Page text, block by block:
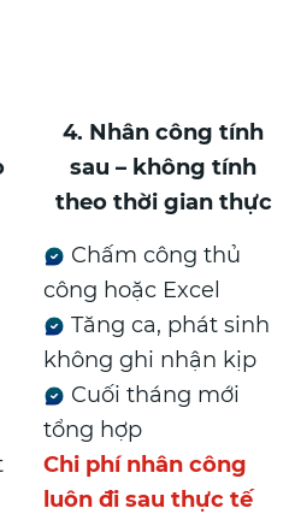
4. Nhân công tính
sau – không tính
theo thời gian thực
Chấm công thủ
công hoặc Excel
Tăng ca, phát sinh
không ghi nhận kịp
Cuối tháng mới
tổng hợp
Chi phí nhân công
luôn đi sau thực tế